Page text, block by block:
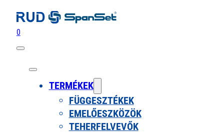
0
TERMÉKEK
FÜGGESZTÉKEK
EMELŐESZKÖZÖK
TEHERFELVEVŐK